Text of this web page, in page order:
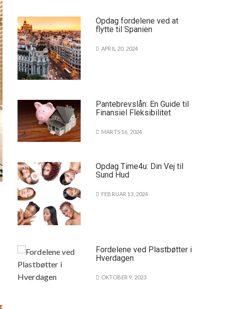
Opdag fordelene ved at
flytte til Spanien
APRIL 20, 2024
Pantebrevslån: En Guide til
Finansiel Fleksibilitet
MARTS 16, 2024
Opdag Time4u: Din Vej til
Sund Hud
FEBRUAR 13, 2024
Fordelene ved Plastbøtter i
Hverdagen
OKTOBER 9, 2023